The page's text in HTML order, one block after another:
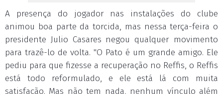
A presença do jogador nas instalações do clube
animou boa parte da torcida, mas nessa terça-feira o
presidente Julio Casares negou qualquer movimento
para trazê-lo de volta. "O Pato é um grande amigo. Ele
pediu para que fizesse a recuperação no Reffis, o Reffis
está todo reformulado, e ele está lá com muita
satisfação. Mas não tem nada, nenhum vínculo além